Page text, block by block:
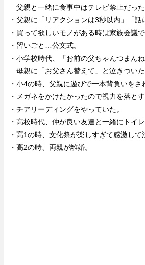
父親と一緒に食事中はテレビ禁止だった
・父親に「リアクションは3秒以内」「
・買って欲しいモノがある時は家族会議
・習いごと…公文式。
・小学校時代、「お前の父ちゃんつまん
母親に「お父さん替えて」と泣きついた
・小4の時、父親に遊びで一本背負いをさ
・メガネをかけたかったので視力を落と
・チアリーディングをやっていた。
・高校時代、仲が良い友達と一緒にトイ
・高1の時、文化祭が楽しすぎて感激して
・高2の時、両親が離婚。